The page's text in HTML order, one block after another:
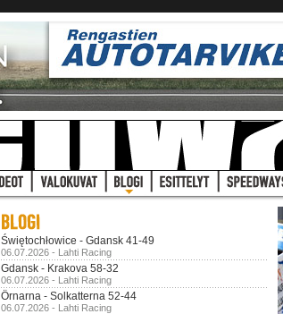
Świętochłowice - Gdansk 41-49
06.07.2026 - Lahti Racing
Gdansk - Krakova 58-32
06.07.2026 - Lahti Racing
Örnarna - Solkatterna 52-44
06.07.2026 - Lahti Racing